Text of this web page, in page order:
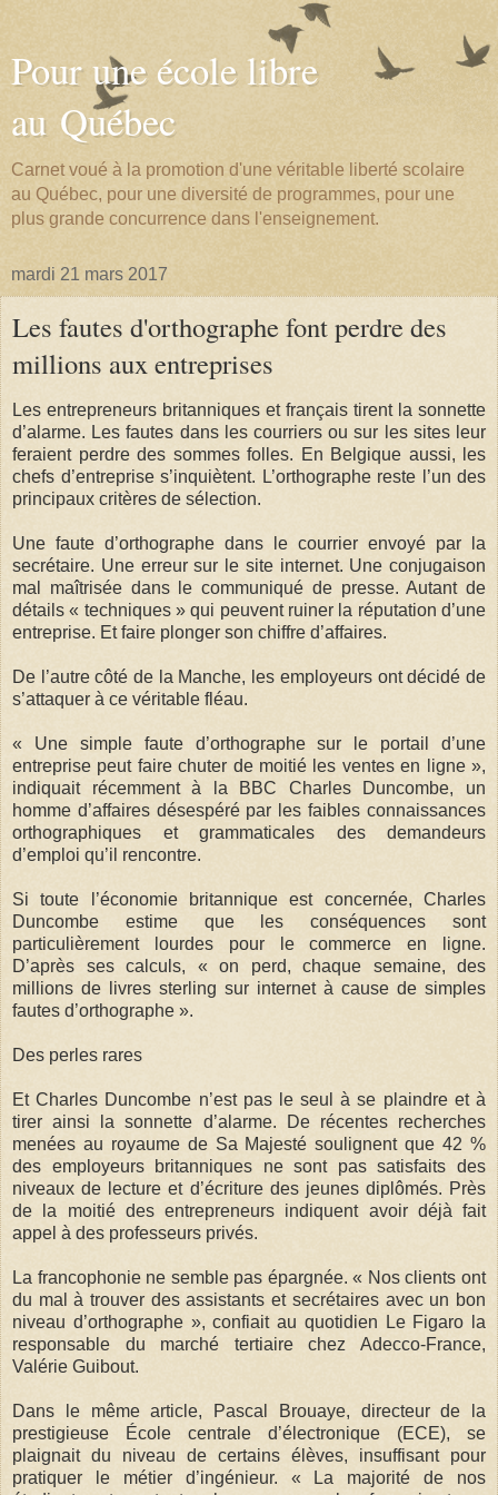
Pour une école libre
au Québec
Carnet voué à la promotion d'une véritable liberté scolaire
au Québec, pour une diversité de programmes, pour une
plus grande concurrence dans l'enseignement.
mardi 21 mars 2017
Les fautes d'orthographe font perdre des
millions aux entreprises
Les entrepreneurs britanniques et français tirent la sonnette
d’alarme. Les fautes dans les courriers ou sur les sites leur
feraient perdre des sommes folles. En Belgique aussi, les
chefs d’entreprise s’inquiètent. L’orthographe reste l’un des
principaux critères de sélection.
Une faute d’orthographe dans le courrier envoyé par la
secrétaire. Une erreur sur le site internet. Une conjugaison
mal maîtrisée dans le communiqué de presse. Autant de
détails « techniques » qui peuvent ruiner la réputation d’une
entreprise. Et faire plonger son chiffre d’affaires.
De l’autre côté de la Manche, les employeurs ont décidé de
s’attaquer à ce véritable fléau.
« Une simple faute d’orthographe sur le portail d’une
entreprise peut faire chuter de moitié les ventes en ligne »,
indiquait récemment à la BBC Charles Duncombe, un
homme d’affaires désespéré par les faibles connaissances
orthographiques et grammaticales des demandeurs
d’emploi qu’il rencontre.
Si toute l’économie britannique est concernée, Charles
Duncombe estime que les conséquences sont
particulièrement lourdes pour le commerce en ligne.
D’après ses calculs, « on perd, chaque semaine, des
millions de livres sterling sur internet à cause de simples
fautes d’orthographe ».
Des perles rares
Et Charles Duncombe n’est pas le seul à se plaindre et à
tirer ainsi la sonnette d’alarme. De récentes recherches
menées au royaume de Sa Majesté soulignent que 42 %
des employeurs britanniques ne sont pas satisfaits des
niveaux de lecture et d’écriture des jeunes diplômés. Près
de la moitié des entrepreneurs indiquent avoir déjà fait
appel à des professeurs privés.
La francophonie ne semble pas épargnée. « Nos clients ont
du mal à trouver des assistants et secrétaires avec un bon
niveau d’orthographe », confiait au quotidien Le Figaro la
responsable du marché tertiaire chez Adecco-France,
Valérie Guibout.
Dans le même article, Pascal Brouaye, directeur de la
prestigieuse École centrale d’électronique (ECE), se
plaignait du niveau de certains élèves, insuffisant pour
pratiquer le métier d’ingénieur. « La majorité de nos